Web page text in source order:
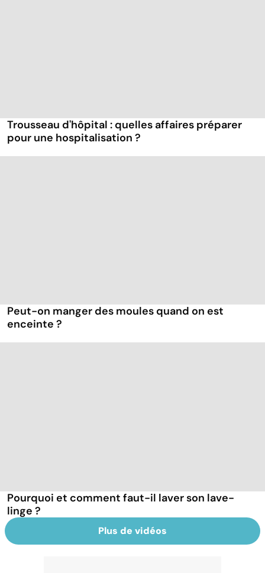
Trousseau d'hôpital : quelles affaires préparer
pour une hospitalisation ?
Peut-on manger des moules quand on est
enceinte ?
Pourquoi et comment faut-il laver son lave-
linge ?
Plus de vidéos